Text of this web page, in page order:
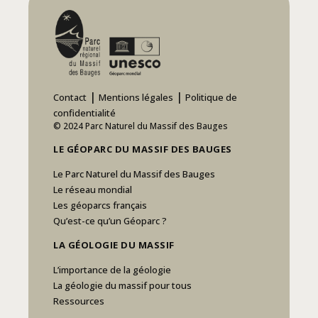
Contact | Mentions légales | Politique de
confidentialité
© 2024 Parc Naturel du Massif des Bauges
LE GÉOPARC DU MASSIF DES BAUGES
Le Parc Naturel du Massif des Bauges
Le réseau mondial
Les géoparcs français
Qu’est-ce qu’un Géoparc ?
LA GÉOLOGIE DU MASSIF
L’importance de la géologie
La géologie du massif pour tous
Ressources